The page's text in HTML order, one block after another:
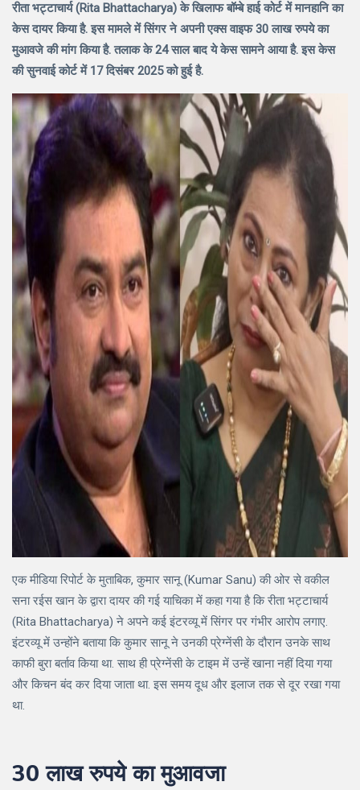
रीता भट्टाचार्य (Rita Bhattacharya) के खिलाफ बॉम्बे हाई कोर्ट में मानहानि का
केस दायर किया है. इस मामले में सिंगर ने अपनी एक्स वाइफ 30 लाख रुपये का
मुआवजे की मांग किया है. तलाक के 24 साल बाद ये केस सामने आया है. इस केस
की सुनवाई कोर्ट में 17 दिसंबर 2025 को हुई है.
एक मीडिया रिपोर्ट के मुताबिक, कुमार सानू (Kumar Sanu) की ओर से वकील
सना रईस खान के द्वारा दायर की गई याचिका में कहा गया है कि रीता भट्टाचार्य
(Rita Bhattacharya) ने अपने कई इंटरव्यू में सिंगर पर गंभीर आरोप लगाए.
इंटरव्यू में उन्होंने बताया कि कुमार सानू ने उनकी प्रेग्नेंसी के दौरान उनके साथ
काफी बुरा बर्ताव किया था. साथ ही प्रेग्नेंसी के टाइम में उन्हें खाना नहीं दिया गया
और किचन बंद कर दिया जाता था. इस समय दूध और इलाज तक से दूर रखा गया
था.
30 लाख रुपये का मुआवजा